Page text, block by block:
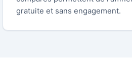
gratuite et sans engagement.